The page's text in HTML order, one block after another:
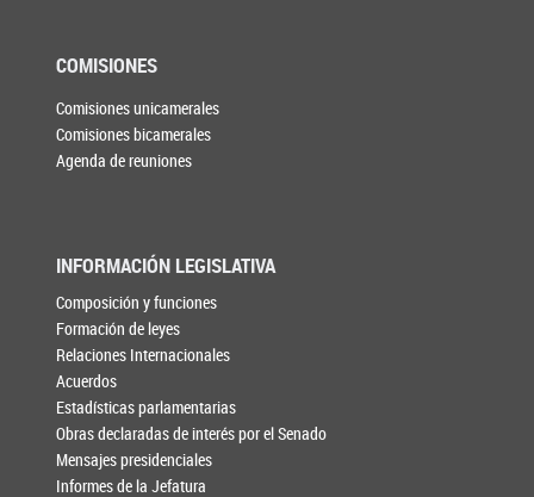
COMISIONES
Comisiones unicamerales
Comisiones bicamerales
Agenda de reuniones
INFORMACIÓN LEGISLATIVA
Composición y funciones
Formación de leyes
Relaciones Internacionales
Acuerdos
Estadísticas parlamentarias
Obras declaradas de interés por el Senado
Mensajes presidenciales
Informes de la Jefatura